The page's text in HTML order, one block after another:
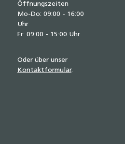
Öffnungszeiten
Mo-Do: 09:00 - 16:00
Uhr
Fr: 09:00 - 15:00 Uhr
Oder über unser
Kontaktformular.